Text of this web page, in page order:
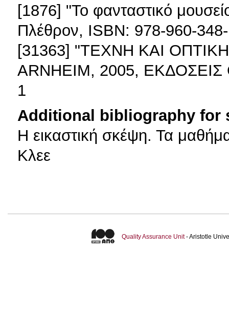
[1876] "Το φανταστικό
Πλέθρον, ISBN: 978-960-
[31363] "ΤΕΧΝΗ ΚΑΙ
ARNHEIM, 2005,
1
Additional bibliography for
H εικαστική σκέψη. Τα
Κλεε
Quality Assurance Unit- Aristotle